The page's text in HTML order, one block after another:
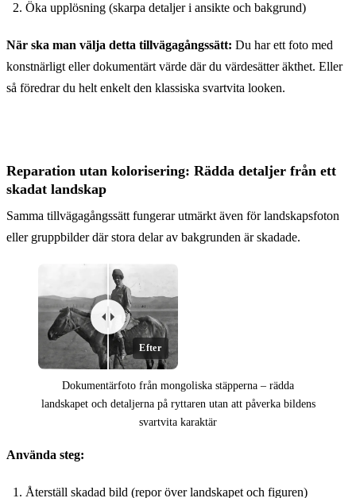
Öka upplösning (skarpa detaljer i ansikte och bakgrund)
När ska man välja detta tillvägagångssätt: Du har ett foto med
konstnärligt eller dokumentärt värde där du värdesätter äkthet. Eller
så föredrar du helt enkelt den klassiska svartvita looken.
Reparation utan kolorisering: Rädda detaljer från ett
skadat landskap
Samma tillvägagångssätt fungerar utmärkt även för landskapsfoton
eller gruppbilder där stora delar av bakgrunden är skadade.
Före
Efter
Dokumentärfoto från mongoliska stäpperna – rädda
landskapet och detaljerna på ryttaren utan att påverka bildens
svartvita karaktär
Använda steg:
Återställ skadad bild (repor över landskapet och figuren)